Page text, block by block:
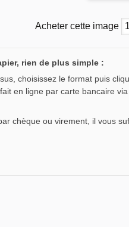
Acheter cette image
rien de plus simple :
choisissez le format puis
en ligne par carte bancaire
chèque ou virement, il vous